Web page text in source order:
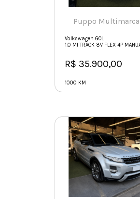
Puppo
Volkswagen GOL
1.0 MI TRACK 8V FLEX 4P
R$ 35.900,00
1000 KM